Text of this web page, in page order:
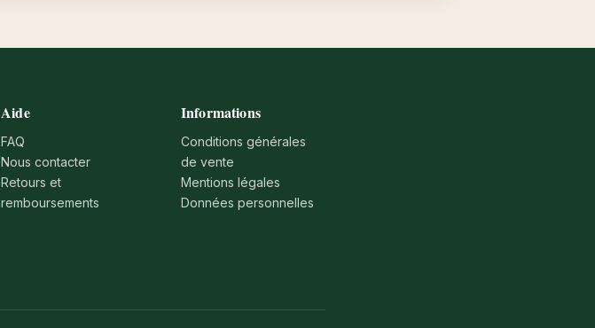
Aide
FAQ
Nous contacter
Retours et
remboursements
Informations
Conditions générales
de vente
Mentions légales
Données personnelles